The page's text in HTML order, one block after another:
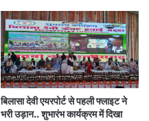
बिलासा देवी एयरपोर्ट से पहली फ्लाइट ने
भरी उड़ान.. शुभारंभ कार्यक्रम में दिखा